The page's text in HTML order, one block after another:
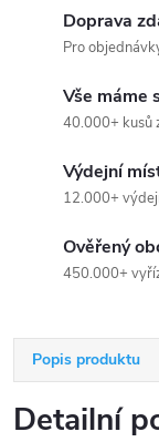
Doprava
Pro
Vše máme
40.000+ kusů
Výdejní
12.000+
Ověřený
450.000+
Popis produktu
Detailní